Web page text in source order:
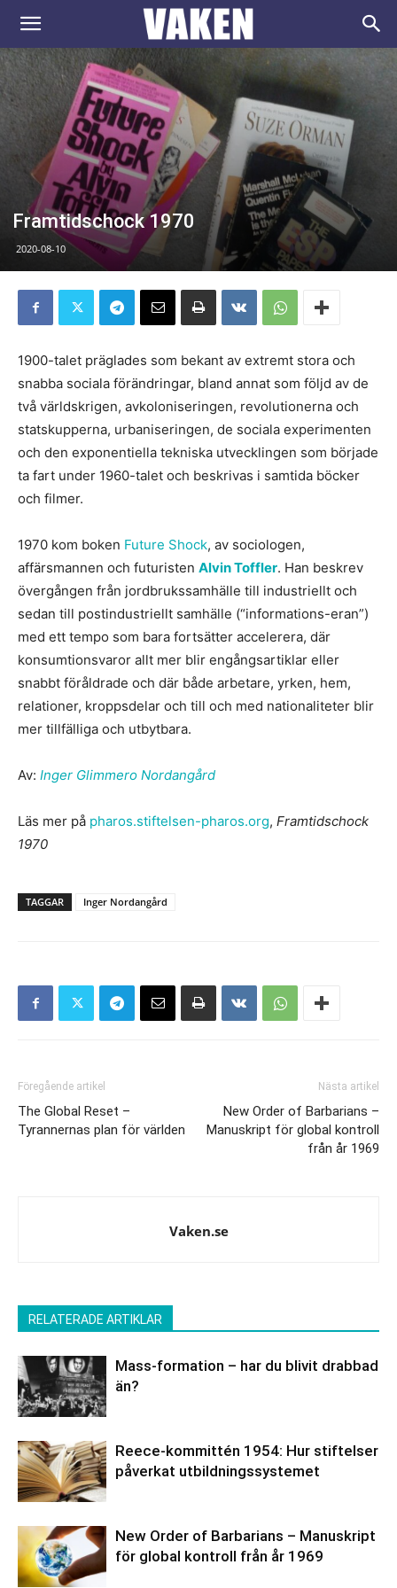
VAKEN.se
Framtidschock 1970
2020-08-10
1900-talet präglades som bekant av extremt stora och
snabba sociala förändringar, bland annat som följd av de
två världskrigen, avkoloniseringen, revolutionerna och
statskupperna, urbaniseringen, de sociala experimenten
och den exponentiella tekniska utvecklingen som började
ta fart under 1960-talet och beskrivas i samtida böcker
och filmer.
1970 kom boken Future Shock, av sociologen,
affärsmannen och futuristen Alvin Toffler. Han beskrev
övergången från jordbrukssamhälle till industriellt och
sedan till postindustriellt samhälle (“informations-eran”)
med ett tempo som bara fortsätter accelerera, där
konsumtionsvaror allt mer blir engångsartiklar eller
snabbt föråldrade och där både arbetare, yrken, hem,
relationer, kroppsdelar och till och med nationaliteter blir
mer tillfälliga och utbytbara.
Av: Inger Glimmero Nordangård
Läs mer på pharos.stiftelsen-pharos.org, Framtidschock
1970
TAGGAR Inger Nordangård
Föregående artikel
The Global Reset –
Tyrannernas plan för världen
Nästa artikel
New Order of Barbarians –
Manuskript för global kontroll
från år 1969
Vaken.se
RELATERADE ARTIKLAR
Mass-formation – har du blivit drabbad
än?
Reece-kommittén 1954: Hur stiftelser
påverkat utbildningssystemet
New Order of Barbarians – Manuskript
för global kontroll från år 1969